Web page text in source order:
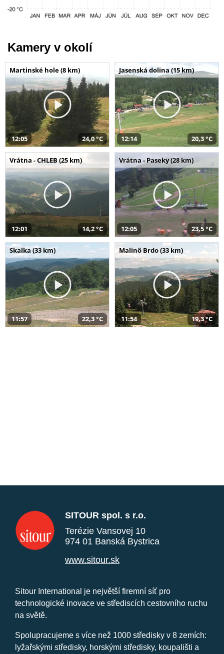
Kamery v okolí
Martinské hole (8 km)
12:05 24,0 °C
Jasenská dolina (15 km)
12:14 20,3 °C
Vrátna - CHLEB (25 km)
12:01 14,2 °C
Vrátna - Paseky (28 km)
12:05 23,5 °C
Skalka (33 km)
11:57 22,3 °C
Malinô Brdo (33 km)
11:54 19,3 °C
SITOUR spol. s r.o.
Terézie Vansovej 10
974 01 Banská Bystrica
www.sitour.sk
Sitour International je největší firemní síť pro
technologické inovace ve střediscích cestovního ruchu
na světě.
Spolupracujeme s více než 1000 středisky v 8 zemích:
lyžařskými středisky, horskými středisky, koupališti a